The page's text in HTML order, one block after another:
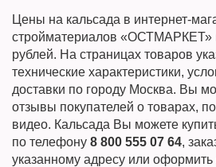
Цены на кальсада в интернет-
стройматериалов «ОСТМАРКЕТ»
рублей. На страницах товаров
технические характеристики,
доставки по городу Москва. Вы
отзывы покупателей о товарах,
видео. Кальсада Вы можете
по телефону 8 800 555 07 64,
указанному адресу или